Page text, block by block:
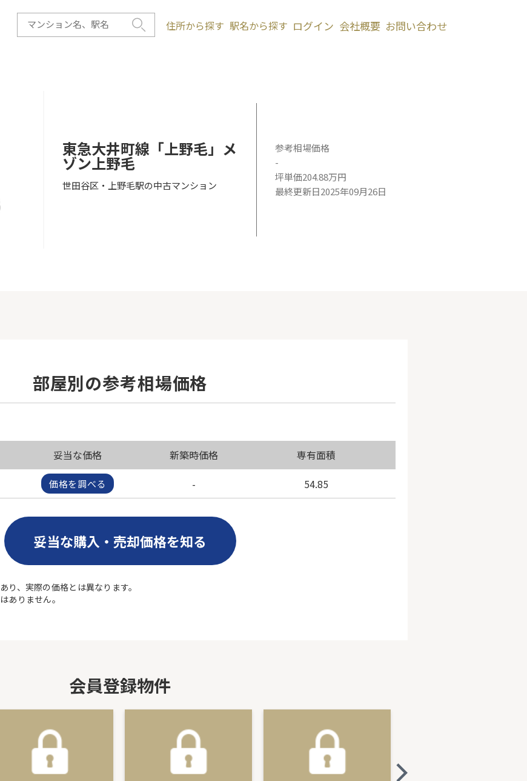
住所から探す 駅名から探す ログイン 会社概要 お問い合わせ
東急大井町線「上野毛」メ
ゾン上野毛
世田谷区・上野毛駅の中古マンション
参考相場価格
-
坪単価204.88万円
最終更新日2025年09月26日
部屋別の参考相場価格
妥当な価格 新築時価格
専有面積
価格を調べる - 54.85
妥当な購入・売却価格を知る
、実際の価格とは異なります。
ありません。
会員登録物件